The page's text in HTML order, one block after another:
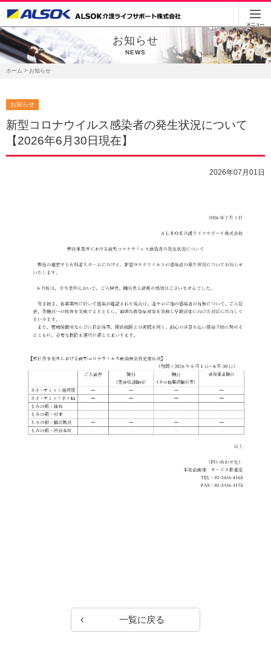
お知らせ
NEWS
ホーム > お知らせ
お知らせ
新型コロナウイルス感染者の発生状況について
【2026年6月30日現在】
2026年07月01日
一覧に戻る